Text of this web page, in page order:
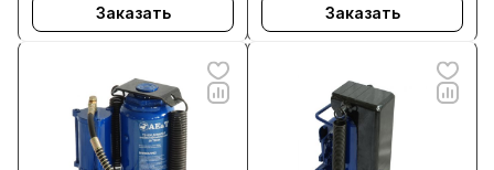
Заказать Заказать